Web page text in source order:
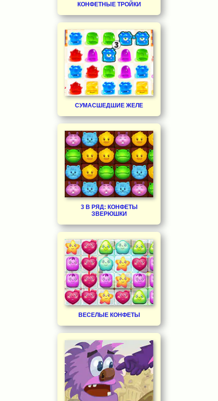
КОНФЕТНЫЕ ТРОЙКИ
СУМАСШЕДШИЕ ЖЕЛЕ
3 В РЯД: КОНФЕТЫ
ЗВЕРЮШКИ
ВЕСЕЛЫЕ КОНФЕТЫ